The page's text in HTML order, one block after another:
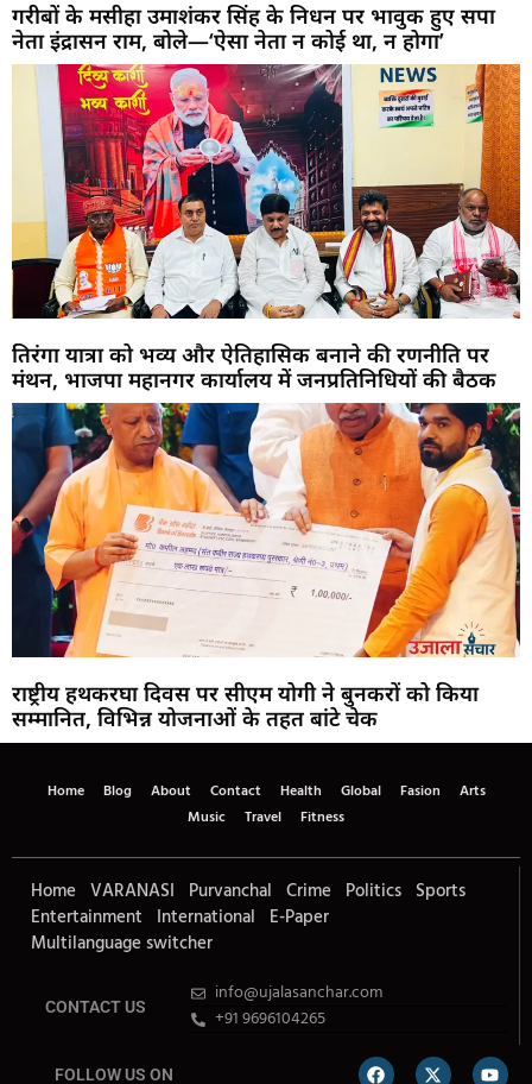
गरीबों के मसीहा उमाशंकर सिंह के निधन पर भावुक हुए सपा
नेता इंद्रासन राम, बोले—‘ऐसा नेता न कोई था, न होगा’
तिरंगा यात्रा को भव्य और ऐतिहासिक बनाने की रणनीति पर
मंथन, भाजपा महानगर कार्यालय में जनप्रतिनिधियों की बैठक
राष्ट्रीय हथकरघा दिवस पर सीएम योगी ने बुनकरों को किया
सम्मानित, विभिन्न योजनाओं के तहत बांटे चेक
Home Blog About Contact Health Global Fasion
Arts
Music
Travel Fitness
Home VARANASI Purvanchal Crime Politics Sports
Entertainment International E-Paper
Multilanguage switcher
CONTACT US
info@ujalasanchar.com
+91 9696104265
FOLLOW US ON